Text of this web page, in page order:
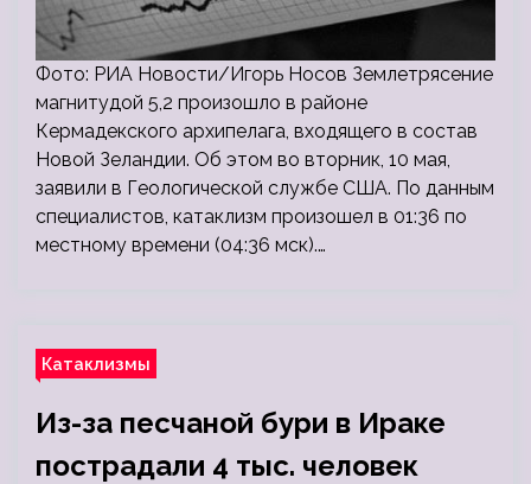
Фото: РИА Новости/Игорь Носов Землетрясение
магнитудой 5,2 произошло в районе
Кермадекского архипелага, входящего в состав
Новой Зеландии. Об этом во вторник, 10 мая,
заявили в Геологической службе США. По данным
специалистов, катаклизм произошел в 01:36 по
местному времени (04:36 мск).…
Катаклизмы
Из-за песчаной бури в Ираке
пострадали 4 тыс. человек